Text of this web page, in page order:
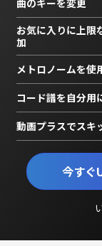
今すぐ
曲のキーを変更
お気に入りに上限
加
メトロノームを使
コード譜を自分用
動画プラスでスキ